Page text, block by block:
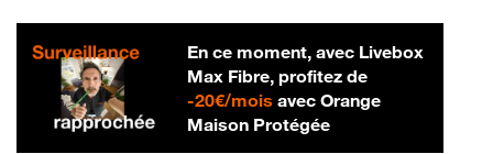
En ce moment, avec Livebox
Max Fibre, profitez de
-20€/mois20 € par mois
avec Orange
Maison Protégée